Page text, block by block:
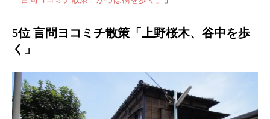
5位 言問ヨコミチ散策「上野桜木、谷中を歩
く」